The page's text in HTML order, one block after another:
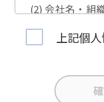
(2) 会社名・組
応担当者の振り
(3) お問合せ内
業活動の参考
(4) 氏名、e-
上記個